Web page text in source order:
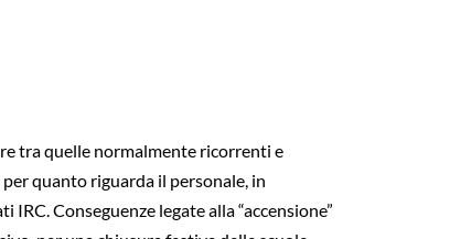
tra quelle normalmente ricorrenti e
quanto riguarda il personale, in
Conseguenze legate alla “accensione”